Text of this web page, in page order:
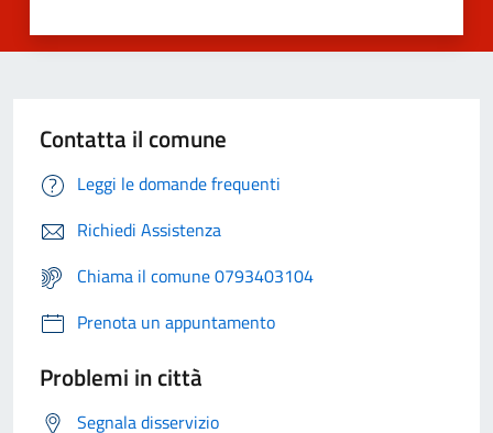
Contatta il comune
Leggi le domande frequenti
Richiedi Assistenza
Chiama il comune 0793403104
Prenota un appuntamento
Problemi in città
Segnala disservizio